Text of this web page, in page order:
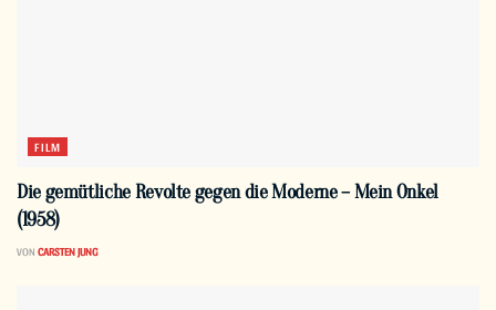
FILM
Die gemütliche Revolte gegen die Moderne – Mein Onkel
(1958)
VON CARSTEN JUNG